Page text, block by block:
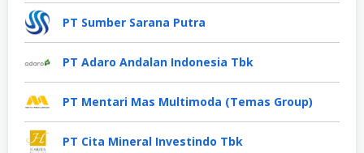
PT Sumber Sarana Putra
PT Adaro Andalan Indonesia Tbk
PT Mentari Mas Multimoda (Temas Group)
PT Cita Mineral Investindo Tbk